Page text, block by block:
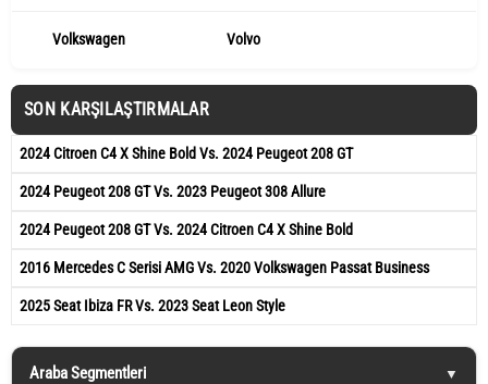
Volkswagen Volvo
SON KARŞILAŞTIRMALAR
2024 Citroen C4 X Shine Bold Vs. 2024 Peugeot 208 GT
2024 Peugeot 208 GT Vs. 2023 Peugeot 308 Allure
2024 Peugeot 208 GT Vs. 2024 Citroen C4 X Shine Bold
2016 Mercedes C Serisi AMG Vs. 2020 Volkswagen Passat Business
2025 Seat Ibiza FR Vs. 2023 Seat Leon Style
Araba Segmentleri